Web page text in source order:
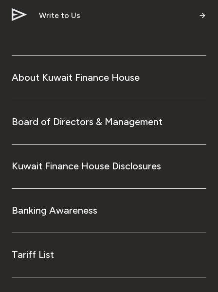
Write to Us
About Kuwait Finance House
Board of Directors & Management
Kuwait Finance House Disclosures
Banking Awareness
Tariff List